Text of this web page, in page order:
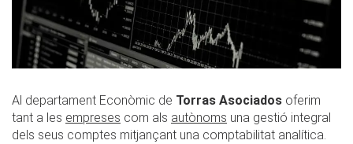
Al departament Econòmic de Torras Asociados oferim
tant a les empreses com als autònoms una gestió integral
dels seus comptes mitjançant una comptabilitat analítica.